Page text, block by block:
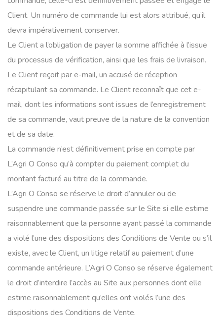
Client. Un numéro de commande lui est alors attribué, qu’il
devra impérativement conserver.
Le Client a l’obligation de payer la somme affichée à l’issue
du processus de vérification, ainsi que les frais de livraison.
Le Client reçoit par e-mail, un accusé de réception
récapitulant sa commande. Le Client reconnaît que cet e-
mail, dont les informations sont issues de l’enregistrement
de sa commande, vaut preuve de la nature de la convention
et de sa date.
La commande n’est définitivement prise en compte par
L’Agri O Conso qu’à compter du paiement complet du
montant facturé au titre de la commande.
L’Agri O Conso se réserve le droit d’annuler ou de
suspendre une commande passée sur le Site si elle estime
raisonnablement que la personne ayant passé la commande
a violé l’une des dispositions des Conditions de Vente ou s’il
existe, avec le Client, un litige relatif au paiement d’une
commande antérieure. L’Agri O Conso se réserve également
le droit d’interdire l’accès au Site aux personnes dont elle
estime raisonnablement qu’elles ont violés l’une des
dispositions des Conditions de Vente.